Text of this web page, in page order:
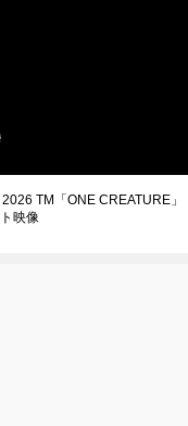
TM「ONE CREATURE」
映像